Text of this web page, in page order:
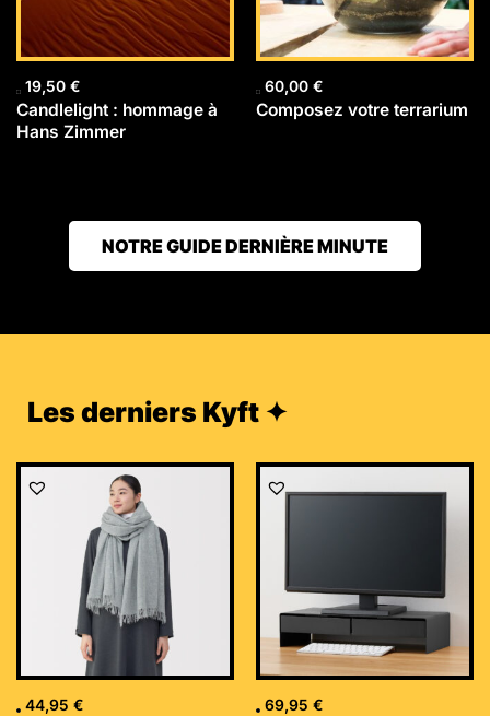
19,50 €
Candlelight : hommage à
Hans Zimmer
60,00 €
Composez votre terrarium
NOTRE GUIDE DERNIÈRE MINUTE
Les derniers Kyft ✦
44,95 € 69,95 €